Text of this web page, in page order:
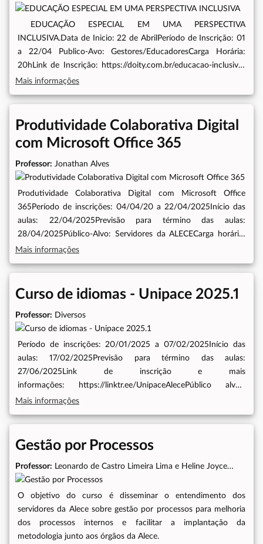
EDUCAÇÃO ESPECIAL EM UMA PERSPECTIVA
INCLUSIVA.Data de Inicio: 22 de AbrilPeríodo de Inscrição: 01
a 22/04 Publico-Avo: Gestores/EducadoresCarga Horária:
20hLink de Inscrição: https://doity.com.br/educacao-inclusiva-
estudantes-guaraciaba-22-23-2025O curso tem como objetivo
inclusiva, considerando seus fundamentos, organização e
funcionamento, estudantes contemplados.
Mais informações
Produtividade Colaborativa Digital
com Microsoft Office 365
Professor: Jonathan Alves
Produtividade Colaborativa Digital com Microsoft Office
365Período de inscrições: 04/04/20 a 22/04/2025Início das
aulas: 22/04/2025Previsão para término das aulas:
28/04/2025Público-Alvo: Servidores da ALECECarga horária:
20h/a Link de inscrição: https://doity.com.br/microsoftoffice-
Mais informações
Curso de idiomas - Unipace 2025.1
Professor: Diversos
Período de inscrições: 20/01/2025 a 07/02/2025Início das
aulas: 17/02/2025Previsão para término das aulas:
27/06/2025Link de inscrição e mais
informações: https://linktr.ee/UnipaceAlecePúblico alvo:-
Servidores, colaboradores e terceirizados da ALECE-
enteados de servidores, colaboradores e terceirizados da
ALECE)
Mais informações
Gestão por Processos
Professor:
Barbosa Monteiro
O objetivo do curso é disseminar o entendimento dos
servidores da Alece sobre gestão por processos para melhoria
dos processos internos e facilitar a implantação da
metodologia junto aos órgãos da Alece.